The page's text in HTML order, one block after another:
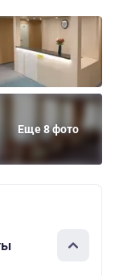
Еще 8 фото